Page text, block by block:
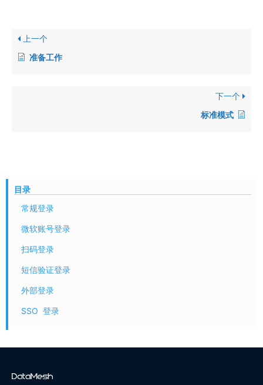
上一个
准备工作
下一个
标准模式
目录
常规登录
微软账号登录
扫码登录
短信验证登录
外部登录
SSO 登录